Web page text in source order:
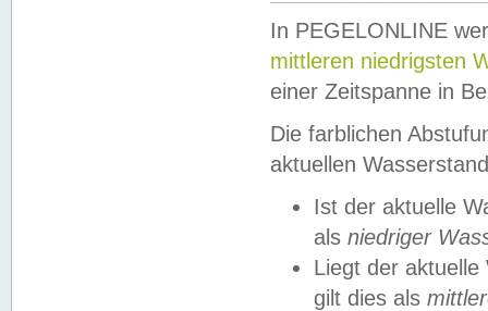
In PEGELONLINE
mittleren niedrigsten
einer Zeitspanne in
Die farblichen
aktuellen
Ist der aktuelle
als niedriger
Liegt der
gilt dies als